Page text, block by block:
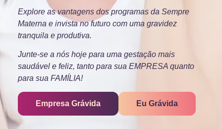
Explore as vantagens dos programas da Sempre
Materna e invista no futuro com uma gravidez
tranquila e produtiva.
Junte-se a nós hoje para uma gestação mais
saudável e feliz, tanto para sua EMPRESA quanto
para sua FAMÍLIA!
Empresa Grávida Eu Grávida